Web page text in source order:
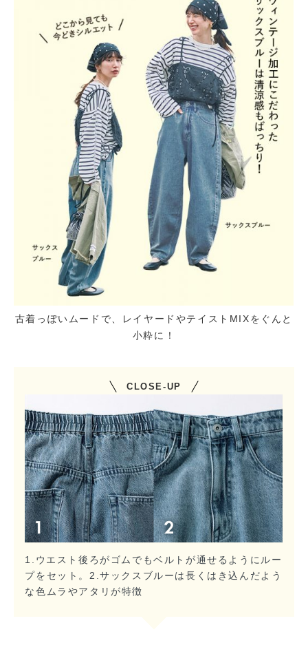
古着っぽいムードで、レイヤードやテイストMIXをぐんと
小粋に！
CLOSE-UP
1.ウエスト後ろがゴムでもベルトが通せるようにルー
プをセット。2.サックスブルーは長くはき込んだよう
な色ムラやアタリが特徴